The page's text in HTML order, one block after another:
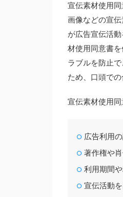
宣伝素材使用
画像などの宣
が広告宣伝活
材使用同意書
ラブルを防止
ため、口頭で
宣伝素材使用同
広告利用
著作権や
利用期間
宣伝活動